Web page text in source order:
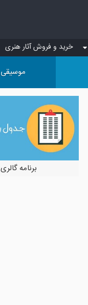
خرید و فروش آثار هنری
موسیقی
برنامه